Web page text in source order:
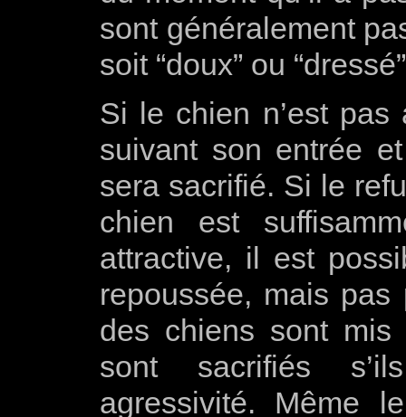
sont généralement
soit “doux” ou
Si le chien n’est
suivant son entrée
sera sacrifié. Si le
chien est
attractive, il est
repoussée, mais
des chiens sont
sont sacrifiés
agressivité. Même